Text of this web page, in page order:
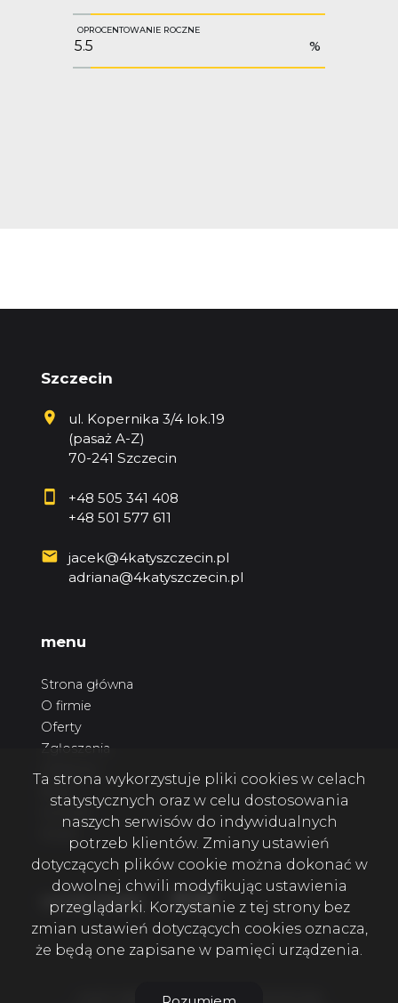
OPROCENTOWANIE ROCZNE
%
Szczecin
ul. Kopernika 3/4 lok.19
(pasaż A-Z)
70-241 Szczecin
+48 505 341 408
+48 501 577 611
jacek@4katyszczecin.pl
adriana@4katyszczecin.pl
menu
Strona główna
O firmie
Oferty
Zgłoszenia
Kontakt
social media Facebook
Facebook
Facebook
4 KATY NIERUCHOMOŚCI SZCZECIN © 2026
Ta strona wykorzystuje pliki cookies w celach
statystycznych oraz w celu dostosowania
naszych serwisów do indywidualnych
potrzeb klientów. Zmiany ustawień
dotyczących plików cookie można dokonać w
dowolnej chwili modyfikując ustawienia
przeglądarki. Korzystanie z tej strony bez
zmian ustawień dotyczących cookies oznacza,
że będą one zapisane w pamięci urządzenia.